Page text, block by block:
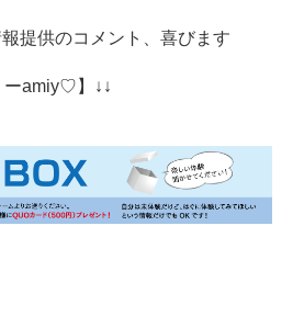
提供のコメント、喜びます
amiy♡】↓↓